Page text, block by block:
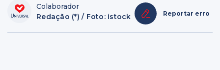
Colaborador
Redação (*) / Foto: istock
Reportar erro